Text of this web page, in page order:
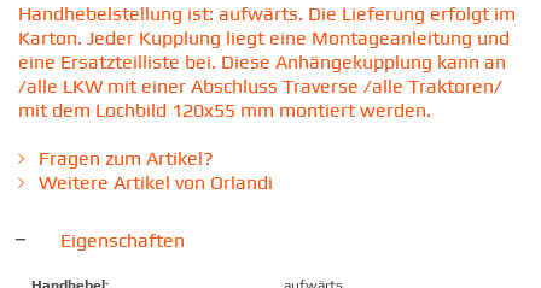
Handhebelstellung ist: aufwärts. Die Lieferung erfolgt im
Karton. Jeder Kupplung liegt eine Montageanleitung und
eine Ersatzteilliste bei. Diese Anhängekupplung kann an
/alle LKW mit einer Abschluss Traverse /alle Traktoren/
mit dem Lochbild 120x55 mm montiert werden.
Fragen zum Artikel?
Weitere Artikel von Orlandi
Eigenschaften